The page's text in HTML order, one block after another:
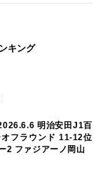
キング
明治安田J1百
フラウンド 11-12位
2 ファジアーノ岡山